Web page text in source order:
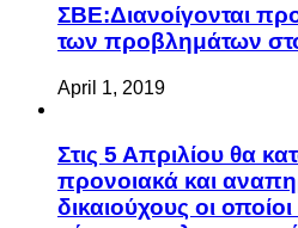
ΣΒΕ:Διανοίγονται
των προβλημάτων
April 1, 2019
Στις 5 Απριλίου θα
προνοιακά και
δικαιούχους οι